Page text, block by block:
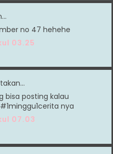
no 47 hehehe
03.25
bisa posting kalau
nya
07.03